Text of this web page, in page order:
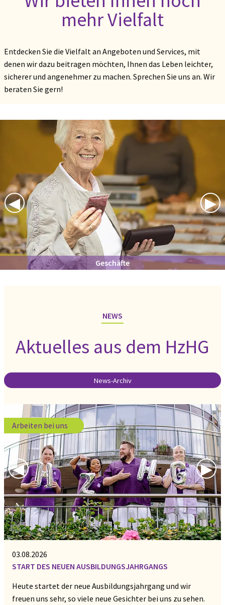
mehr Vielfalt
Entdecken Sie die Vielfalt an Angeboten und Services, mit
denen wir dazu beitragen möchten, Ihnen das Leben leichter,
sicherer und angenehmer zu machen. Sprechen Sie uns an. Wir
beraten Sie gern!
Previous Slide
◀︎ ▶︎
Gastronomie
NEWS
Aktuelles aus dem HzHG
News-Archiv
Previous Slide
◀︎ ▶︎
Arbeiten bei uns
03.08.2026
START DES NEUEN AUSBILDUNGSJAHRGANGS
Heute startet der neue Ausbildungsjahrgang und wir
freuen uns sehr, so viele neue Gesichter bei uns zu sehen.